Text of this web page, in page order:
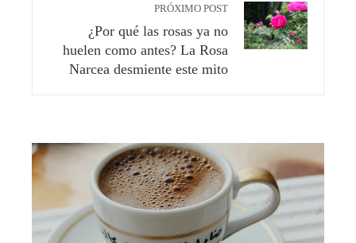
PRÓXIMO POST
¿Por qué las rosas ya no
huelen como antes? La Rosa
Narcea desmiente este mito